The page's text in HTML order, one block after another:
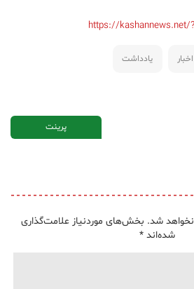
https://kashannews.net/
اخبار یادداشت
پرینت
شد. بخش‌های موردنیاز علامت‌گذاری
شده‌اند*